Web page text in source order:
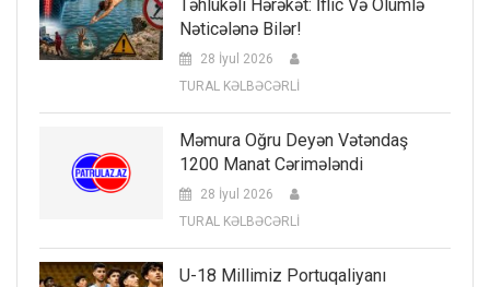
Təhlükəli Hərəkət: İflic Və Ölümlə
Nəticələnə Bilər!
28 İyul 2026
TURAL KƏLBƏCƏRLİ
Məmura Oğru Deyən Vətəndaş
1200 Manat Cərimələndi
28 İyul 2026
TURAL KƏLBƏCƏRLİ
U-18 Millimiz Portuqaliyanı